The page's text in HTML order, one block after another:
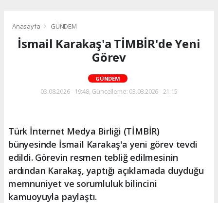
Anasayfa GÜNDEM
İsmail Karakaş'a TİMBİR'de Yeni
Görev
GÜNDEM
03.08.2026 - 19:48, Güncelleme: 03.08.2026 - 21:15
Türk İnternet Medya Birliği (TİMBİR)
bünyesinde İsmail Karakaş'a yeni görev tevdi
edildi. Görevin resmen tebliğ edilmesinin
ardından Karakaş, yaptığı açıklamada duyduğu
memnuniyet ve sorumluluk bilincini
kamuoyuyla paylaştı.